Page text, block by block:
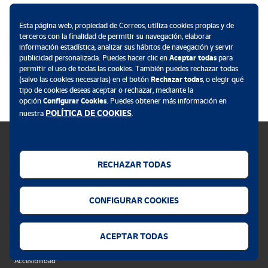
Política de cookies
Privacidad web
Accesibilidad
Esta página web, propiedad de Correos, utiliza cookies propias y de
terceros con la finalidad de permitir su navegación, elaborar
información estadística, analizar sus hábitos de navegación y servir
publicidad personalizada. Puedes hacer clic en Aceptar todaspara
permitir el uso de todas las cookies. También puedes rechazar todas
(salvo las cookies necesarias) en el botón Rechazar todas, o elegir qué
tipo de cookies deseas aceptar o rechazar, mediante la
opción Configurar Cookies. Puedes obtener más información en
nuestra POLÍTICA DE COOKIES.
RECHAZAR TODAS
CONFIGURAR COOKIES
ACEPTAR TODAS